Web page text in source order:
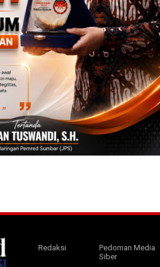
Redaksi
Pedoman Media
Siber